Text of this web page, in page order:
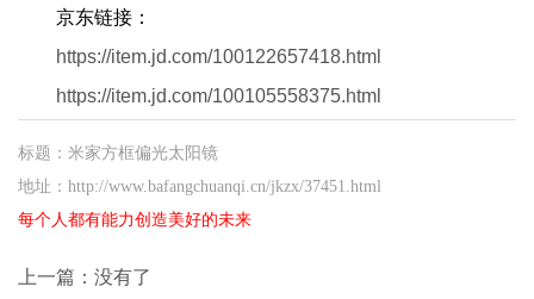
京东链接：
https://item.jd.com/100122657418.html
https://item.jd.com/100105558375.html
标题：米家方框偏光太阳镜
地址：http://www.bafangchuanqi.cn/jkzx/37451.html
每个人都有能力创造美好的未来
上一篇：没有了